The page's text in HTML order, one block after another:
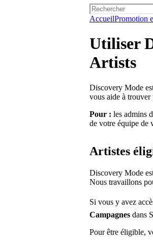
AccueilPromotion
Utiliser
Artists
Discovery Mode
vous aide à
Pour : les admins
de votre équipe de
Artistes
Discovery Mode
Nous travaillons
Si vous y avez
Campagnes dans
Pour être éligible,